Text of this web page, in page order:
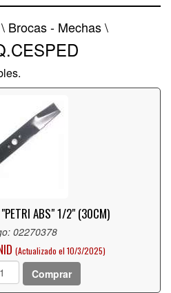
Brocas - Mechas \
"PETRI ABS" 1/2" (30CM)
02270378
(Actualizado el 10/3/2025)
Comprar